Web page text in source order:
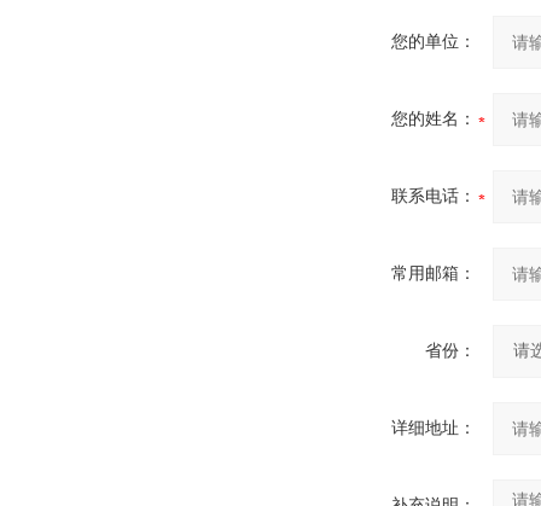
您的单位：
您的姓名：
联系电话：
常用邮箱：
省份：
详细地址：